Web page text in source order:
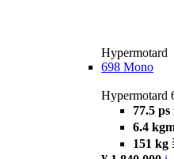
Hypermotard
698 Mono
Hypermotard
77.5 ps
6.4
151 kg